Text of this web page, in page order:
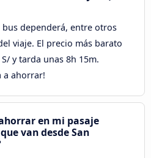
bus dependerá, entre otros
viaje. El precio más barato
y tarda unas 8h 15m.
a ahorrar!
en mi pasaje
van desde San